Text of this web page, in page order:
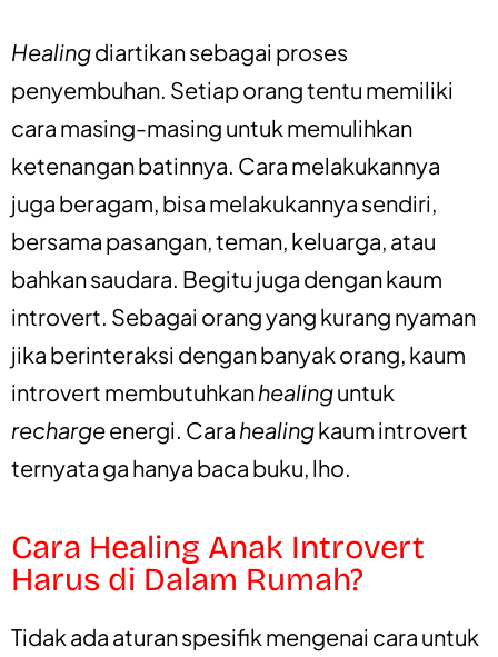
Healingdiartikan sebagai proses
penyembuhan. Setiap orang tentu memiliki
cara masing-masing untuk memulihkan
ketenangan batinnya. Cara melakukannya
juga beragam, bisa melakukannya sendiri,
bersama pasangan, teman, keluarga, atau
bahkan saudara. Begitu juga dengan kaum
introvert. Sebagai orang yang kurang nyaman
jika berinteraksi dengan banyak orang, kaum
introvert membutuhkanhealinguntuk
rechargeenergi. Cara healingkaum introvert
ternyata ga hanya baca buku, lho.
Cara Healing Anak Introvert
Harus di Dalam Rumah?
Tidak ada aturan spesifik mengenai cara untuk